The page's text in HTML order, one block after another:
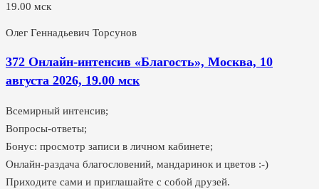
Олег Геннадьевич Торсунов
372 Онлайн-интенсив «Благость», Москва, 10
августа 2026, 19.00 мск
Всемирный интенсив;
Вопросы-ответы;
Бонус: просмотр записи в личном кабинете;
Онлайн-раздача благословений, мандаринок и цветов :-)
Приходите сами и приглашайте с собой друзей.